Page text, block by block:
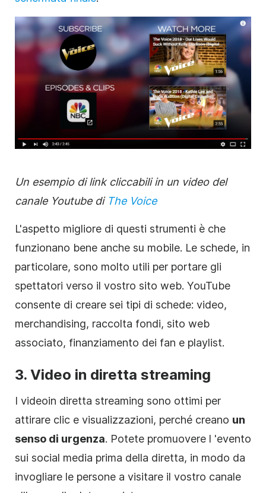
Un esempio di link cliccabili in un videodel
canale Youtube di The Voice
L'aspetto migliore di questi strumenti è che
funzionano bene anche su mobile. Le schede, in
particolare, sono molto utili per portare gli
spettatori verso il vostro sito web. YouTube
consente di creare sei tipi di schede: video,
merchandising, raccolta fondi, sito web
associato, finanziamento dei fan e playlist.
3. Video in diretta streaming
I videoin diretta streaming sono ottimi per
attirare clic e visualizzazioni, perché creano un
senso di urgenza. Potete promuovere l 'evento
sui social media prima della diretta, in modo da
invogliare le persone a visitare il vostro canale